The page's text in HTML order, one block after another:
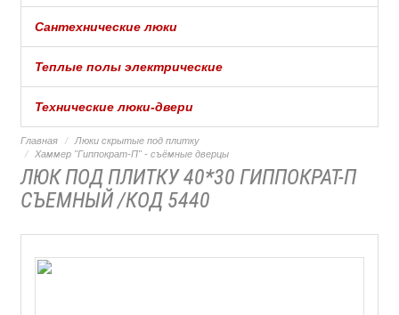
Сантехнические люки
Теплые полы электрические
Технические люки-двери
Главная
Люки скрытые под плитку
Хаммер "Гиппократ-П" - съёмные дверцы
ЛЮК ПОД ПЛИТКУ 40*30 ГИППОКРАТ-П
СЪЕМНЫЙ /КОД 5440